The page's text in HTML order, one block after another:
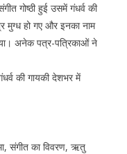
गोष्ठी हुई उसमें गंधर्व की
हो गए और इनका नाम
अनेक पत्र-पत्रिकाओं ने
की गायकी देशभर में
संगीत का विवरण, ऋतु